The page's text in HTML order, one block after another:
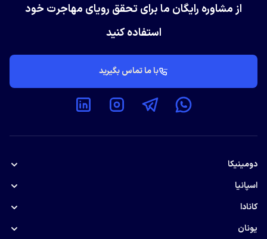
از مشاوره رایگان ما برای تحقق رویای مهاجرت خود
استفاده کنید
با ما تماس بگیرید
دومینیکا
پاسپورت دومینیکا
اسپانیا
اقامت تمکن مالی اسپانیا
دیجیتال نومد اسپانیا
کانادا
استارتاپ ویزای کانادا
یونان